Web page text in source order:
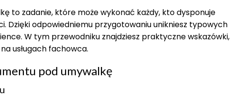
to zadanie, które może wykonać każdy, kto dysponuje
Dzięki odpowiedniemu przygotowaniu unikniesz typowych
W tym przewodniku znajdziesz praktyczne wskazówki,
usługach fachowca.
pod umywalkę